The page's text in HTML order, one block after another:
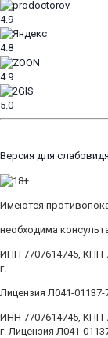
4.9
4.8
4.9
5.0
Версия для
Имеются
необходима
ИНН 7707614745, КПП
г.
Лицензия Л041-
ИНН 7707614745, КПП
г. Лицензия Л041-